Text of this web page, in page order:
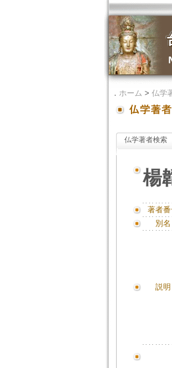
． ホーム > 仏学
仏学著者検索
楊
著者番
別名
説明